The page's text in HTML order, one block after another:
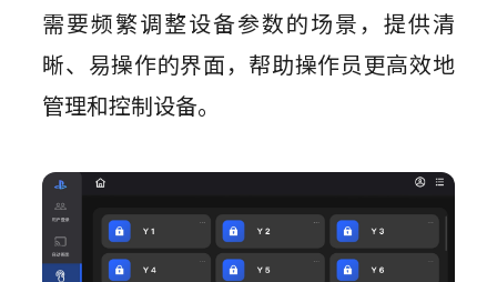
需要频繁调整设备参数的场景，提供清
晰、易操作的界面，帮助操作员更高效地
管理和控制设备。